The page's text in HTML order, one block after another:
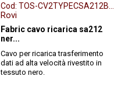
Cod: TOS-CV2TYPECSA212BLK
Rovi
Fabric cavo ricarica sa212
ner...
Cavo per ricarica trasferimento
dati ad alta velocità rivestito in
tessuto nero.